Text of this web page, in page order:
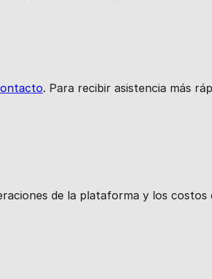
. Para recibir asistencia más
de la plataforma y los